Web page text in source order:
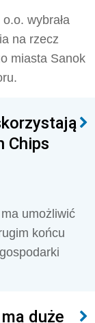
wybrała
na rzecz
miasta Sanok
Chips
umożliwić
końcu
duże